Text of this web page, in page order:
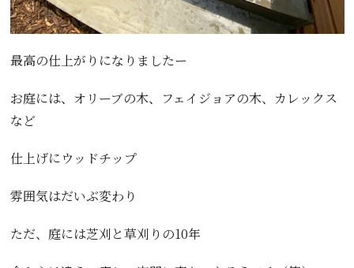
最高の仕上がりになりましたー
お庭には、オリーブの木、フェイジョアの木、カレックス
など
仕上げにウッドチップ
雰囲気はだいぶ変わり
ただ、庭には芝刈と草刈りの10年